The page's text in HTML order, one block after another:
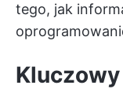
tego, jak